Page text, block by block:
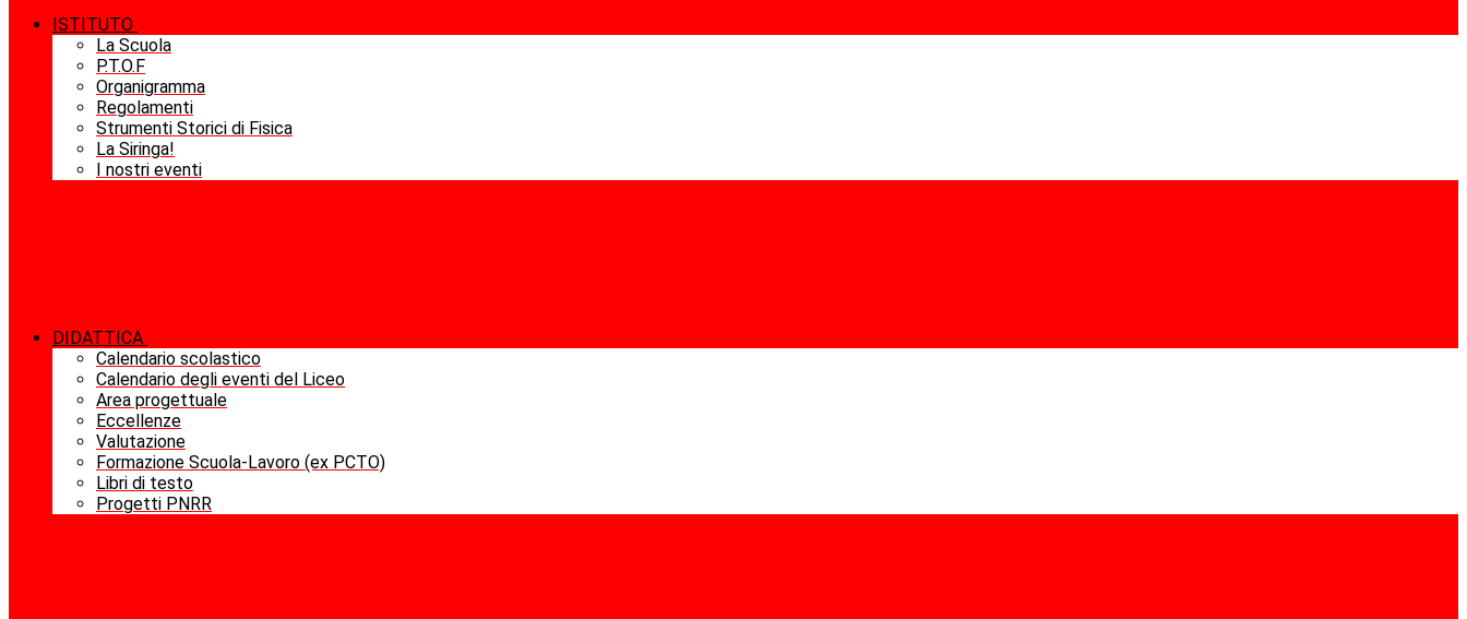
ISTITUTO
La Scuola
P.T.O.F
Organigramma
Regolamenti
Strumenti Storici di Fisica
La Siringa!
I nostri eventi
DIDATTICA
Calendario scolastico
Calendario degli eventi del Liceo
Area progettuale
Eccellenze
Valutazione
Formazione Scuola-Lavoro (ex PCTO)
Libri di testo
Progetti PNRR